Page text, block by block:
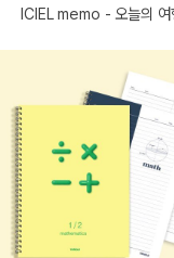
ICIEL memo - 오늘의 여